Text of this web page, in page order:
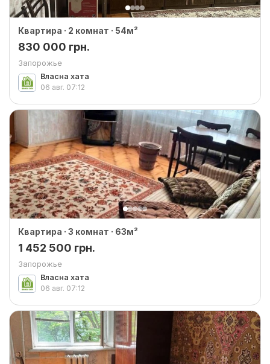
Квартира · 2 комнат · 54м²
830 000 грн.
Запорожье
Власна хата
06 авг. 07:12
Квартира · 3 комнат · 63м²
1 452 500 грн.
Запорожье
Власна хата
06 авг. 07:12